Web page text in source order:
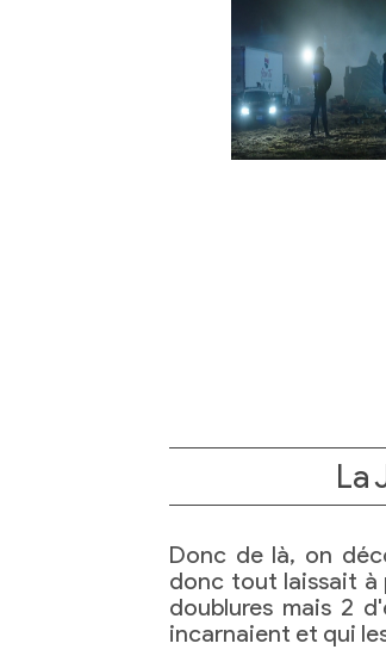
La
Donc de là, on
donc tout laissait à
doublures mais 2
incarnaient et qui